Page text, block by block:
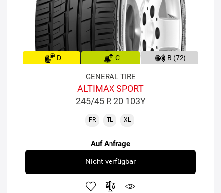
D C B (72)
GENERAL TIRE
ALTIMAX SPORT
245/45 R 20 103Y
FR TL XL
Auf Anfrage
Nicht verfügbar